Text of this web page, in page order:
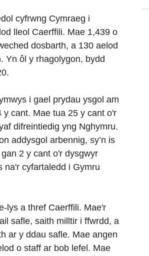
cyfrwng Cymraeg i
lleol Caerffili. Mae 1,439 o
dosbarth, a 130 aelod
Yn ôl y rhagolygon, bydd
i gael prydau ysgol am
cant. Mae tua 25 y cant o'r
difreintiedig yng Nghymru.
addysgol arbennig, sy’n is
2 y cant o'r dysgwyr
na'r cyfartaledd i Gymru
lys a thref Caerffili. Mae'r
safle, saith milltir i ffwrdd, a
ar y ddau safle. Mae angen
o staff ar bob lefel. Mae